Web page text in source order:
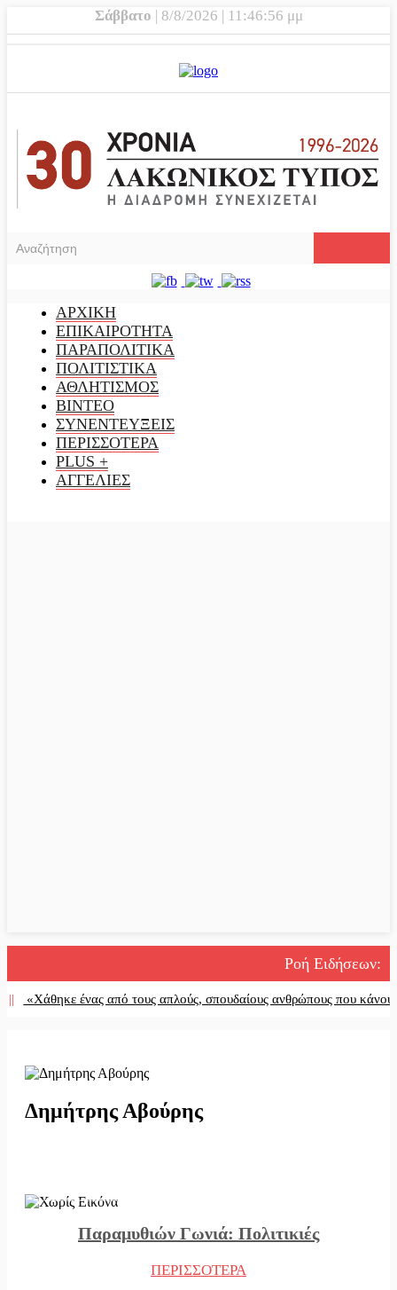
Σάββατο | 8/8/2026 | 11:46:57 μμ
ΑΡΧΙΚΗ
ΕΠΙΚΑΙΡΟΤΗΤΑ
ΠΑΡΑΠΟΛΙΤΙΚΑ
ΠΟΛΙΤΙΣΤΙΚΑ
ΑΘΛΗΤΙΣΜΟΣ
ΒΙΝΤΕΟ
ΣΥΝΕΝΤΕΥΞΕΙΣ
ΠΕΡΙΣΣΟΤΕΡΑ
PLUS +
ΑΓΓΕΛΙΕΣ
Ροή Ειδήσεων:
ένας από τους απλούς, σπουδαίους ανθρώπους που κάνουν τον
Δημήτρης Αβούρης
Παραμυθιών Γωνιά: Πολιτικιές
ΠΕΡΙΣΣΟΤΕΡΑ